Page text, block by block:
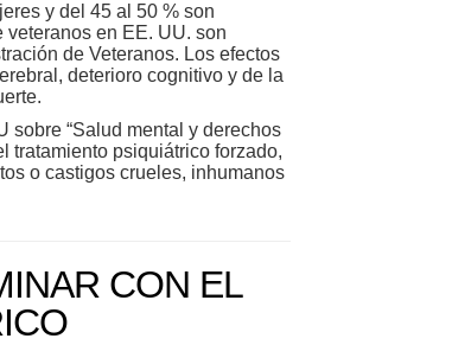
y del 45 al 50 % son
veteranos en EE. UU. son
de Veteranos. Los efectos
deterioro cognitivo y de la
sobre “Salud mental y derechos
tratamiento psiquiátrico forzado,
o castigos crueles, inhumanos
CON EL